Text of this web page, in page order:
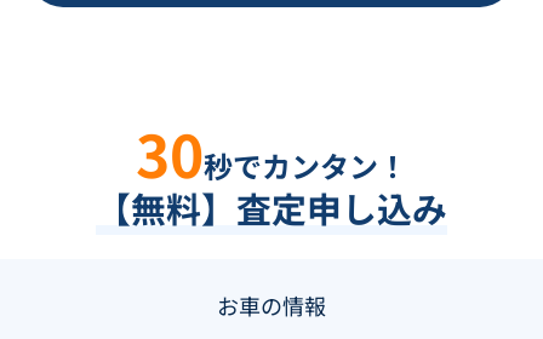
30秒でカンタン！
【無料】査定申し込み
お車の情報